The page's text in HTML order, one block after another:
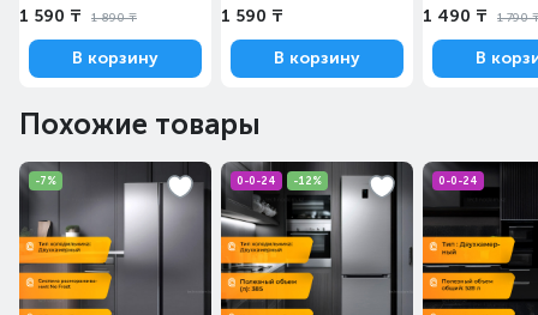
1 590 ₸ 1 890 ₸
В корзину
1 590 ₸
В корзину
1 490 ₸ 1 790
В
Похожие товары
-7% 0-0-24 -12% 0-0-24